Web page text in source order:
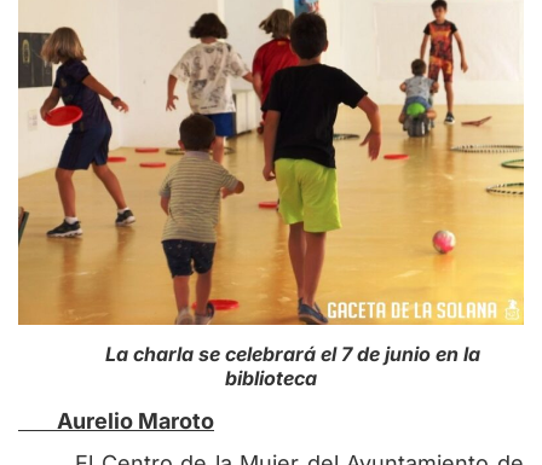
La charla se celebrará el 7 de junio en la
biblioteca
Aurelio Maroto